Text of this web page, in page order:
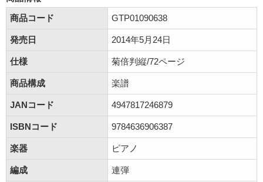
商品コード
GTP01090638
発売日 2014年5月24日
仕様 菊倍判縦/72ページ
商品構成 楽譜
JANコード 4947817246879
ISBNコード 9784636906387
楽器 ピアノ
編成 連弾